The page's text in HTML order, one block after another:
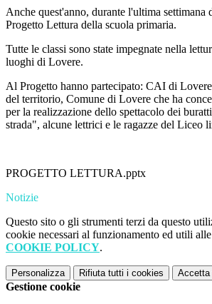
Anche quest'anno, durante l'ultima settimana
Progetto Lettura della scuola primaria.
Tutte le classi sono state impegnate nella
luoghi di Lovere.
Al Progetto hanno partecipato: CAI di
del territorio, Comune di Lovere che ha
per la realizzazione dello spettacolo dei
strada", alcune lettrici e le ragazze del Liceo
PROGETTO LETTURA.pptx
Notizie
Questo sito o gli strumenti terzi da questo
cookie necessari al funzionamento ed utili
COOKIE POLICY.
Personalizza Rifiuta tutti i cookies Accetta
Gestione cookie